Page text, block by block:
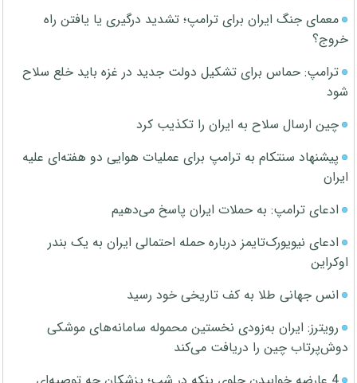
معمای جنگ ایران برای ترامپ؛ تشدید درگیری یا یافتن راه
خروج؟
ترامپ: حماس برای تشکیل دولت جدید در غزه باید خلع سلاح
شود
چین ارسال سلاح به ایران را تکذیب کرد
پیشنهاد سنتکام به ترامپ برای عملیات هوایی دو هفته‌ای علیه
ایران
ادعای ترامپ: به حملات ایران پاسخ می‌دهیم
ادعای نیویورک‌تایمز درباره حمله احتمالی ایران به یک بندر
اوکراین
انس جهانی طلا به کف تاریخی خود رسید
رویترز: ایران به‌زودی نخستین محموله سامانه‌های موشکی
دوش‌پرتاب چین را دریافت می‌کند